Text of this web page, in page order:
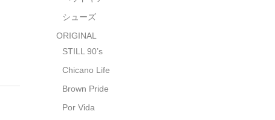
シューズ
ORIGINAL
STILL 90’s
Chicano Life
Brown Pride
Por Vida